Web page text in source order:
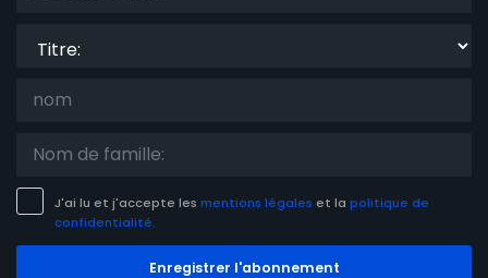
J'ai lu et j'accepte les mentions légales et la politique de
confidentialité.
Enregistrer l'abonnement